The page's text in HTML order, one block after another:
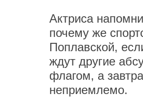
Актриса
почему же
Поплавской,
ждут другие
флагом, а
неприемлемо.